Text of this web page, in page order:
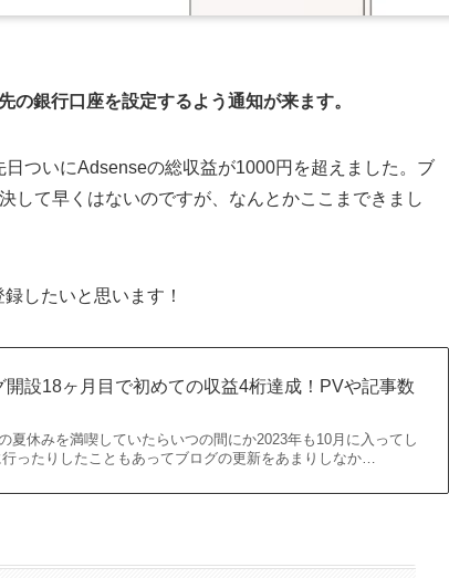
銀行口座を設定するよう通知が来ます。
ついにAdsenseの総収益が1000円を超えました。ブ
して早くはないのですが、なんとかここまできまし
したいと思います！
開設18ヶ月目で初めての収益4桁達成！PVや記事数
夏休みを満喫していたらいつの間にか2023年も10月に入ってし
ったりしたこともあってブログの更新をあまりしなか…